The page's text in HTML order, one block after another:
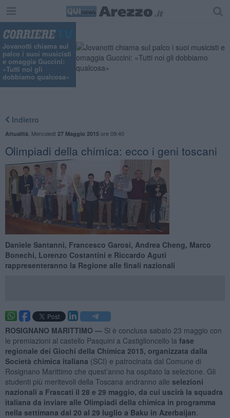
Jovanotti chiama sul
palco i suoi musicisti
e omaggia Guccini:
«Tutti noi gli
dobbiamo qualcosa»
Indietro
Attualità Mercoledì 27 Maggio 2015ore 09:40
Olimpiadi della chimica: ecco i geni toscani
Daniele Santanni, Francesco Garosi, Andrea Cheng, Marco
Bonechi, Lorenzo Costantini e Riccardo Aguti
rappresenteranno la Regione alle finali nazionali
ROSIGNANO MARITTIMO — Si è conclusa sabato 23 maggio con
le premiazioni al castello Pasquini a Castiglioncello la fase
regionale dei Giochi della Chimica 2015, organizzata dalla
Società chimica italiana (SCI) e patrocinata dal Comune di
Rosignano Marittimo che quest’anno ha ospitato la selezione. Gli
studenti più meritevoli della Toscana andranno alle selezioni
nazionali a Frascati il 28 e 29 maggio, da cui uscirà la squadra
italiana da inviare alle Olimpiadi della chimica in programma
nella settimana dal 20 al 29 luglio a Baku in Azerbaijan